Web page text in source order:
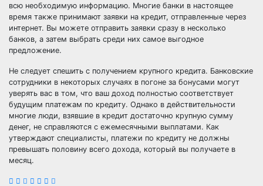
всю необходимую информацию. Многие банки в настоящее
время также принимают заявки на кредит, отправленные через
интернет. Вы можете отправить заявки сразу в несколько
банков, а затем выбрать среди них самое выгодное
предложение.
Не следует спешить с получением крупного кредита. Банковские
сотрудники в некоторых случаях в погоне за бонусами могут
уверять вас в том, что ваш доход полностью соответствует
будущим платежам по кредиту. Однако в действительности
многие люди, взявшие в кредит достаточно крупную сумму
денег, не справляются с ежемесячными выплатами. Как
утверждают специалисты, платежи по кредиту не должны
превышать половину всего дохода, который вы получаете в
месяц.